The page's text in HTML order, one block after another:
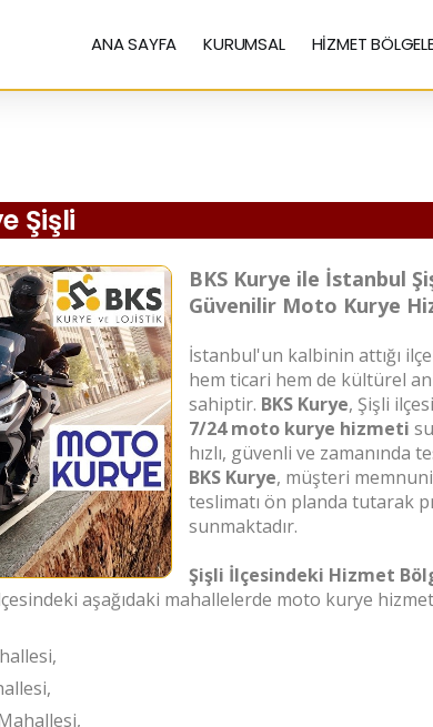
ANA SAYFA KURUMSAL HİZMET
Şişli
BKS Kurye ile İstanbul
Güvenilir Moto Kurye
İstanbul'un kalbinin attığı
hem ticari hem de kültürel
sahiptir. BKS Kurye, Şişli
7/24 moto kurye hizmeti
hızlı, güvenli ve zamanında
BKS Kurye, müşteri
teslimatı ön planda tutarak
sunmaktadır.
Şişli İlçesindeki Hizmet
aşağıdaki mahallelerde moto kurye